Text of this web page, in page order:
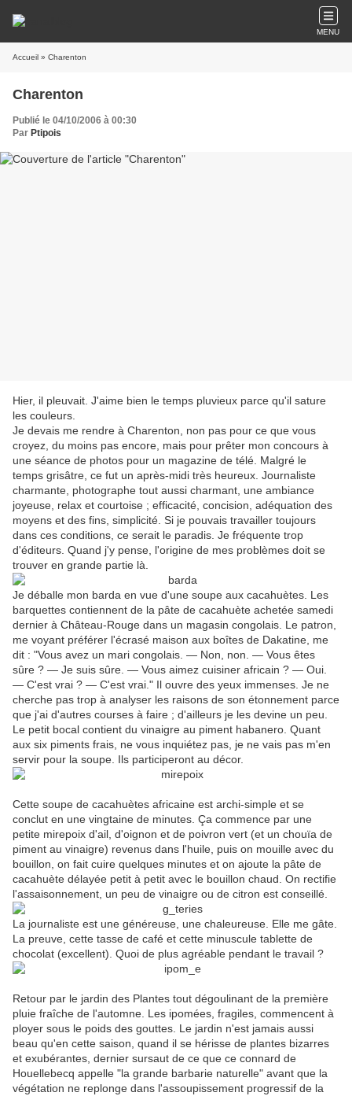
MENU
Accueil » Charenton
Charenton
Publié le 04/10/2006 à 00:30
Par Ptipois
Hier, il pleuvait. J'aime bien le temps pluvieux parce qu'il sature
les couleurs.
Je devais me rendre à Charenton, non pas pour ce que vous
croyez, du moins pas encore, mais pour prêter mon concours à
une séance de photos pour un magazine de télé. Malgré le
temps grisâtre, ce fut un après-midi très heureux. Journaliste
charmante, photographe tout aussi charmant, une ambiance
joyeuse, relax et courtoise ; efficacité, concision, adéquation des
moyens et des fins, simplicité. Si je pouvais travailler toujours
dans ces conditions, ce serait le paradis. Je fréquente trop
d'éditeurs. Quand j'y pense, l'origine de mes problèmes doit se
trouver en grande partie là.
Je déballe mon barda en vue d'une soupe aux cacahuètes. Les
barquettes contiennent de la pâte de cacahuète achetée samedi
dernier à Château-Rouge dans un magasin congolais. Le patron,
me voyant préférer l'écrasé maison aux boîtes de Dakatine, me
dit : "Vous avez un mari congolais. — Non, non. — Vous êtes
sûre ? — Je suis sûre. — Vous aimez cuisiner africain ? — Oui.
— C'est vrai ? — C'est vrai." Il ouvre des yeux immenses. Je ne
cherche pas trop à analyser les raisons de son étonnement parce
que j'ai d'autres courses à faire ; d'ailleurs je les devine un peu.
Le petit bocal contient du vinaigre au piment habanero. Quant
aux six piments frais, ne vous inquiétez pas, je ne vais pas m'en
servir pour la soupe. Ils participeront au décor.
Cette soupe de cacahuètes africaine est archi-simple et se
conclut en une vingtaine de minutes. Ça commence par une
petite mirepoix d'ail, d'oignon et de poivron vert (et un chouïa de
piment au vinaigre) revenus dans l'huile, puis on mouille avec du
bouillon, on fait cuire quelques minutes et on ajoute la pâte de
cacahuète délayée petit à petit avec le bouillon chaud. On rectifie
l'assaisonnement, un peu de vinaigre ou de citron est conseillé.
La journaliste est une généreuse, une chaleureuse. Elle me gâte.
La preuve, cette tasse de café et cette minuscule tablette de
chocolat (excellent). Quoi de plus agréable pendant le travail ?
Retour par le jardin des Plantes tout dégoulinant de la première
pluie fraîche de l'automne. Les ipomées, fragiles, commencent à
ployer sous le poids des gouttes. Le jardin n'est jamais aussi
beau qu'en cette saison, quand il se hérisse de plantes bizarres
et exubérantes, dernier sursaut de ce que ce connard de
Houellebecq appelle "la grande barbarie naturelle" avant que la
végétation ne replonge dans l'assoupissement progressif de la